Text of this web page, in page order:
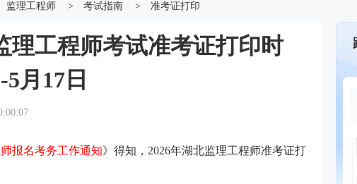
监理工程师 > 考试指南 > 准考证打印
理工程师考试准考证打印时
月17日
报名考务工作通知》得知，2026年湖北监理工程师准考证打